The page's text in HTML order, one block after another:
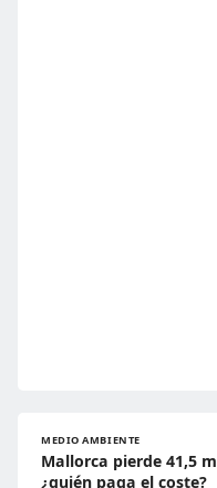
MEDIO AMBIENTE
Mallorca pierde 41,5
¿quién paga el coste?